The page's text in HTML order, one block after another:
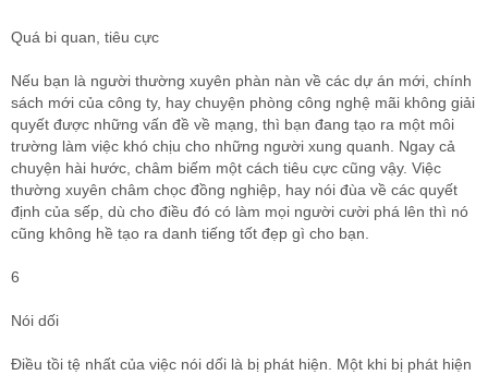
Quá bi quan, tiêu cực
Nếu bạn là người thường xuyên phàn nàn về các dự án mới, chính
sách mới của công ty, hay chuyện phòng công nghệ mãi không giải
quyết được những vấn đề về mạng, thì bạn đang tạo ra một môi
trường làm việc khó chịu cho những người xung quanh. Ngay cả
chuyện hài hước, châm biếm một cách tiêu cực cũng vậy. Việc
thường xuyên châm chọc đồng nghiệp, hay nói đùa về các quyết
định của sếp, dù cho điều đó có làm mọi người cười phá lên thì nó
cũng không hề tạo ra danh tiếng tốt đẹp gì cho bạn.
6
Nói dối
Điều tồi tệ nhất của việc nói dối là bị phát hiện. Một khi bị phát hiện